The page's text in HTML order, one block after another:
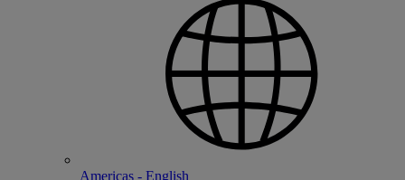
Americas - English